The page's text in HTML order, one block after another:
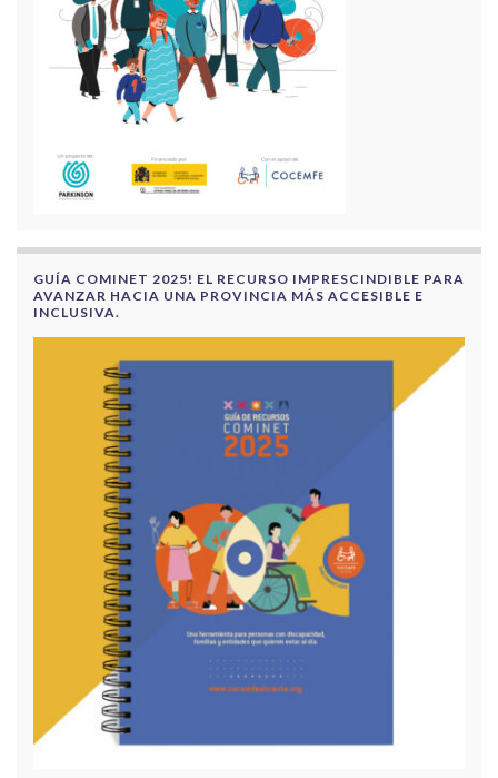
GUÍA COMINET 2025! EL RECURSO IMPRESCINDIBLE PARA
AVANZAR HACIA UNA PROVINCIA MÁS ACCESIBLE E
INCLUSIVA.